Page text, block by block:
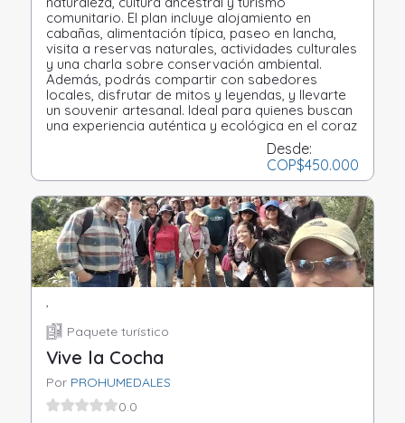
comunitario. El plan incluye alojamiento en
cabañas, alimentación típica, paseo en lancha,
visita a reservas naturales, actividades culturales
y una charla sobre conservación ambiental.
Además, podrás compartir con sabedores
locales, disfrutar de mitos y leyendas, y llevarte
un souvenir artesanal. Ideal para quienes buscan
una experiencia auténtica y ecológica en el coraz
Desde:
COP$450.000
,
Paquete turístico
Vive la Cocha
Por PROHUMEDALES
0.0